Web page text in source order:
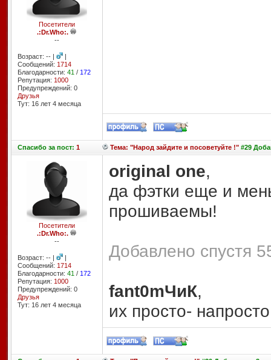
Посетители
.:Dr.Who:.
--
Возраст: -- |
|
Сообщений: 1714
Благодарности: 41 / 172
Репутация: 1000
Предупреждений: 0
Друзья
Тут: 16 лет 4 месяцa
Спасибоза пост: 1 Тема: "Народ зайдите и посоветуйте !"#29
Посетители
.:Dr.Who:.
--
Возраст: -- |
|
Сообщений: 1714
Благодарности: 41 / 172
Репутация: 1000
Предупреждений: 0
Друзья
Тут: 16 лет 4 месяцa
original one,
да фэтки еще и
прошиваемы!
Добавлено спустя
fant0mЧиК,
их просто-